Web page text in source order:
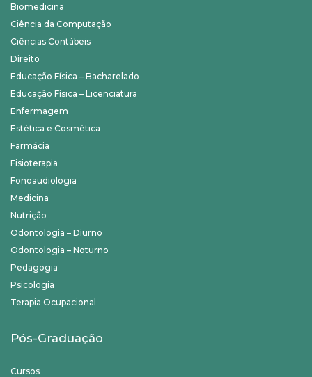
Biomedicina
Ciência da Computação
Ciências Contábeis
Direito
Educação Física – Bacharelado
Educação Física – Licenciatura
Enfermagem
Estética e Cosmética
Farmácia
Fisioterapia
Fonoaudiologia
Medicina
Nutrição
Odontologia – Diurno
Odontologia – Noturno
Pedagogia
Psicologia
Terapia Ocupacional
Pós-Graduação
Cursos